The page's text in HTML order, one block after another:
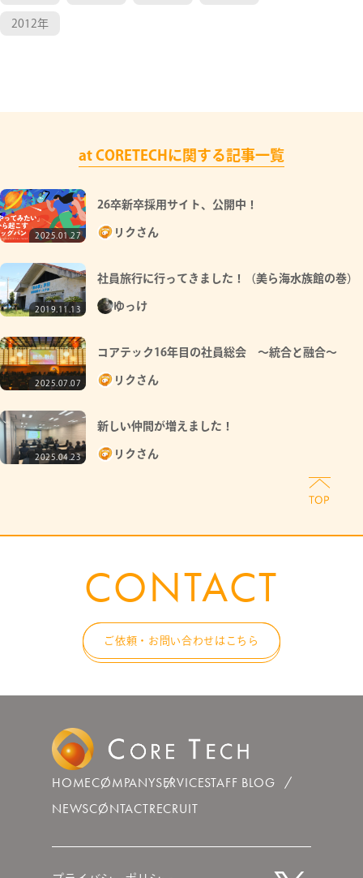
2012年
at CORETECHに関する記事一覧
2025.01.27
26卒新卒採用サイト、公開中！
リクさん
2019.11.13
社員旅行に行ってきました！（美ら海水族館の巻）
ゆっけ
2025.07.07
コアテック16年目の社員総会 ～統合と融合～
リクさん
2025.04.23
新しい仲間が増えました！
リクさん
CONTACT
ご依頼・お問い合わせはこちら
HOMECOMPANYSERVICESTAFF BLOG
NEWSCONTACTRECRUIT